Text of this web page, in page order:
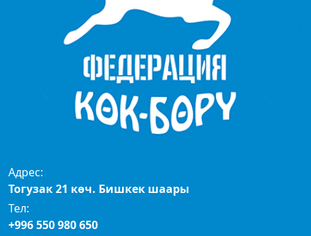
Адрес:
Тогузак 21 көч. Бишкек шаары
Тел:
+996 550 980 650